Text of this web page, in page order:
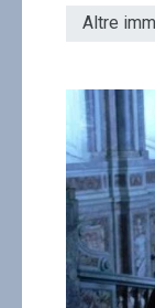
Altre